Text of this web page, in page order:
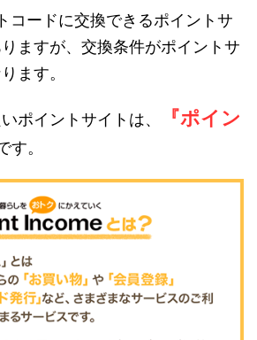
コードに交換できるポイントサ
ますが、交換条件がポイントサ
ます。
ポイントサイトは、
『ポイン
す。